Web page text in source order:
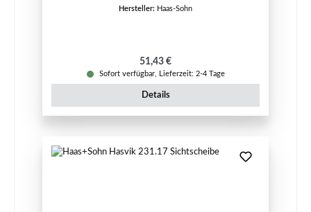
Hersteller: Haas-Sohn
Regulärer Preis:
51,43 €
Sofort verfügbar, Lieferzeit: 2-4 Tage
Details